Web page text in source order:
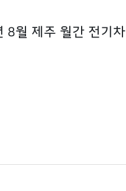
월 제주 월간 전기